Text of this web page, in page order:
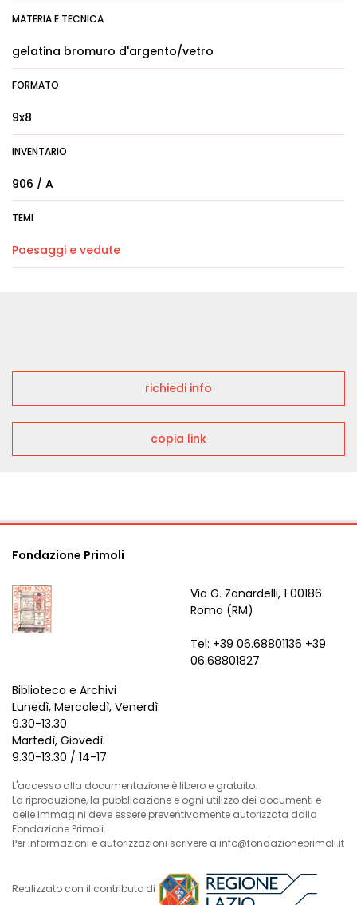
MATERIA E TECNICA
gelatina bromuro d'argento/vetro
FORMATO
9x8
INVENTARIO
906 / A
TEMI
Paesaggi e vedute
richiedi info
copia link
Fondazione Primoli
Via G. Zanardelli, 1 00186
Roma (RM)
Tel: +39 06.68801136 +39
06.68801827
Biblioteca e Archivi
Lunedì, Mercoledì, Venerdì:
9.30-13.30
Martedì, Giovedì:
9.30-13.30 / 14-17
L'accesso alla documentazione è libero e gratuito.
La riproduzione, la pubblicazione e ogni utilizzo dei documenti e
delle immagini deve essere preventivamente autorizzata dalla
Fondazione Primoli.
Per informazioni e autorizzazioni scrivere a info@fondazioneprimoli.it
Realizzato con il contributo di